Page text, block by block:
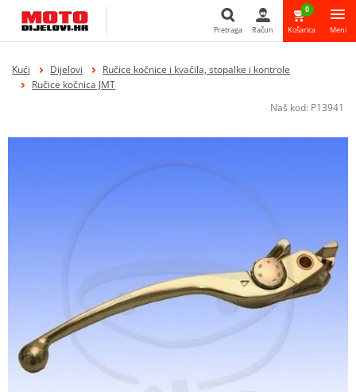
Pretraga
Pretraga Račun
0
Košarica Meni
Kući Dijelovi
Ručice kočnice i kvačila, stopalke i kontrole
Ručice kočnica JMT
Naš kod: P13941